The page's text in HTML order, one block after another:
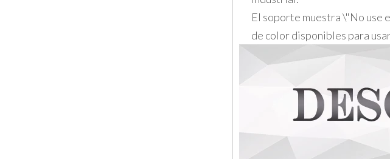
El soporte muestra \"No use
de color disponibles para